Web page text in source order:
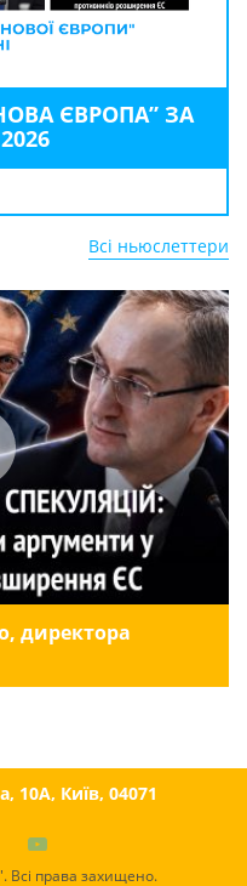
ЄВРОПА” ЗА
Всі ньюслеттери
директора
10A, Київ, 04071
Всі права захищено.